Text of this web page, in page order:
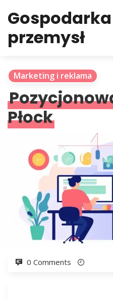
przemysł
Marketing i reklama
Płock
0 Comments